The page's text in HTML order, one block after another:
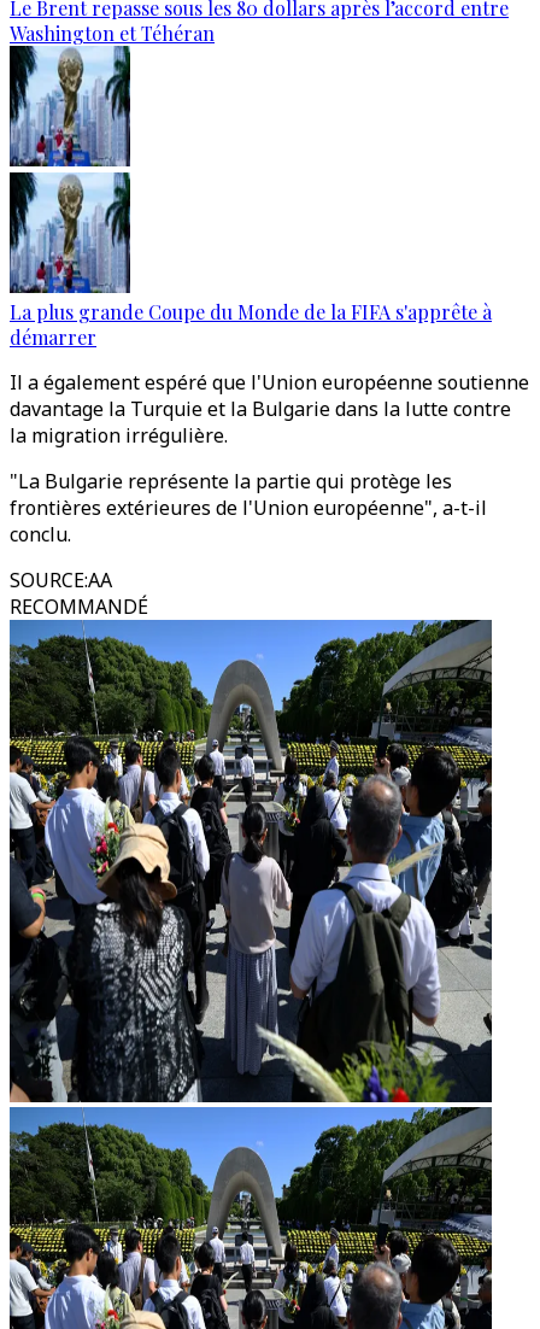
Le Brent repasse sous les 80 dollars après l’accord entre
Washington et Téhéran
La plus grande Coupe du Monde de la FIFA s'apprête à
démarrer
Il a également espéré que l'Union européenne soutienne
davantage la Turquie et la Bulgarie dans la lutte contre
la migration irrégulière.
"La Bulgarie représente la partie qui protège les
frontières extérieures de l'Union européenne", a-t-il
conclu.
SOURCE:AA
RECOMMANDÉ